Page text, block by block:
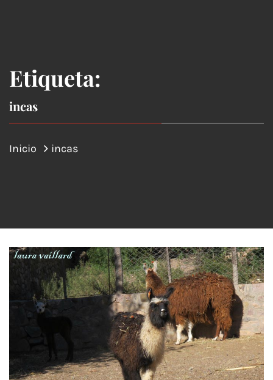
Etiqueta:
incas
Inicio incas